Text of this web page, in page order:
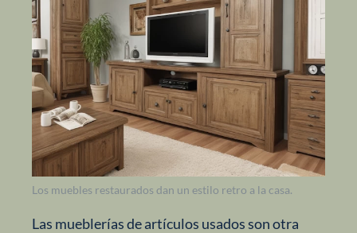
Los muebles restaurados dan un estilo retro a la casa.
Las mueblerías de artículos usados son otra